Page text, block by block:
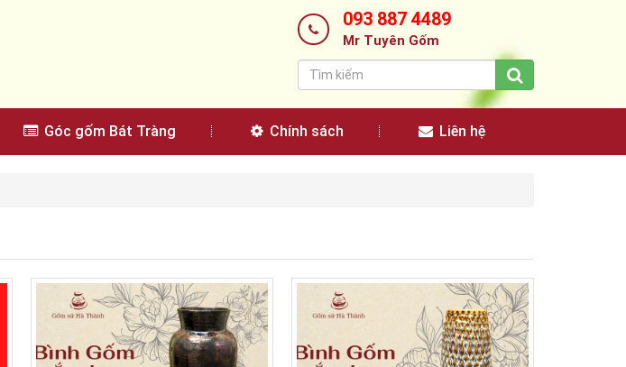
093 887 4489
Mr Tuyên Gốm
Góc gốm Bát Tràng Chính sách Liên hệ